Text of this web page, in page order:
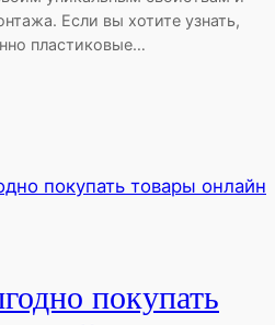
Если вы хотите узнать,
пластиковые…
покупать